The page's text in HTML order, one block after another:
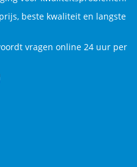
beste kwaliteit en langste
vragen online 24 uur per